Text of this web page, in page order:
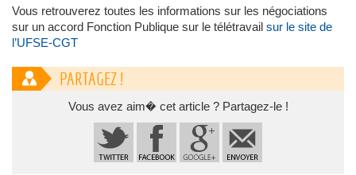
Vous retrouverez toutes les informations sur les négociations
sur un accord Fonction Publique sur le télétravail sur le site de
l’UFSE-CGT
PARTAGEZ !
Vous avez aim� cet article ? Partagez-le !